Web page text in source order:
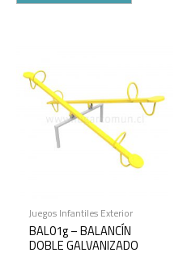
Juegos Infantiles Exterior
BAL01g – BALANCÍN
DOBLE GALVANIZADO